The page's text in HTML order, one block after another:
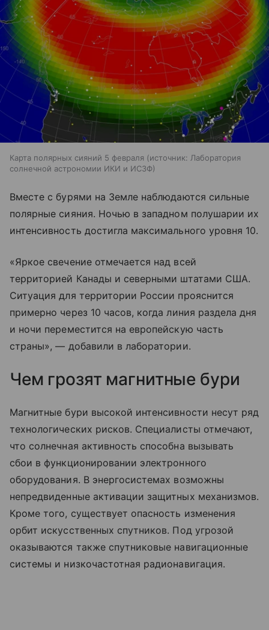
Карта полярных сияний 5 февраля источник: Лаборатория
солнечной астрономии ИКИ и ИСЗФ
Вместе с бурями на Земле наблюдаются сильные
полярные сияния. Ночью в западном полушарии их
интенсивность достигла максимального уровня 10.
«Яркое свечение отмечается над всей
территорией Канады и северными штатами США.
Ситуация для территории России прояснится
примерно через 10 часов, когда линия раздела дня
и ночи переместится на европейскую часть
страны», — добавили в лаборатории.
Чем грозят магнитные бури
Магнитные бури высокой интенсивности несут ряд
технологических рисков. Специалисты отмечают,
что солнечная активность способна вызывать
сбои в функционировании электронного
оборудования. В энергосистемах возможны
непредвиденные активации защитных механизмов.
Кроме того, существует опасность изменения
орбит искусственных спутников. Под угрозой
оказываются также спутниковые навигационные
системы и низкочастотная радионавигация.